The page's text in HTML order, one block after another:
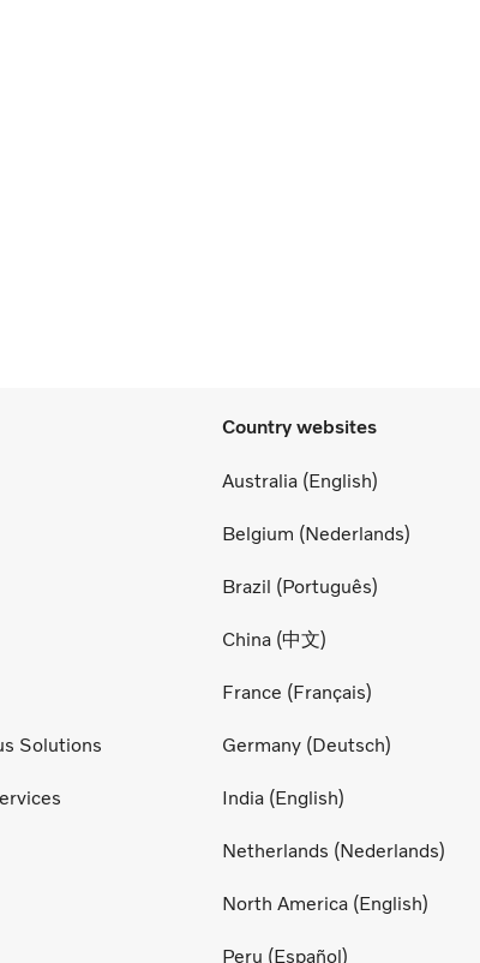
Solutions
Country websites
Australia (English)
Belgium (Nederlands)
Brazil (Português)
China (中文)
France (Français)
Germany (Deutsch)
India (English)
Netherlands (Nederlands)
North America (English)
Peru (Español)